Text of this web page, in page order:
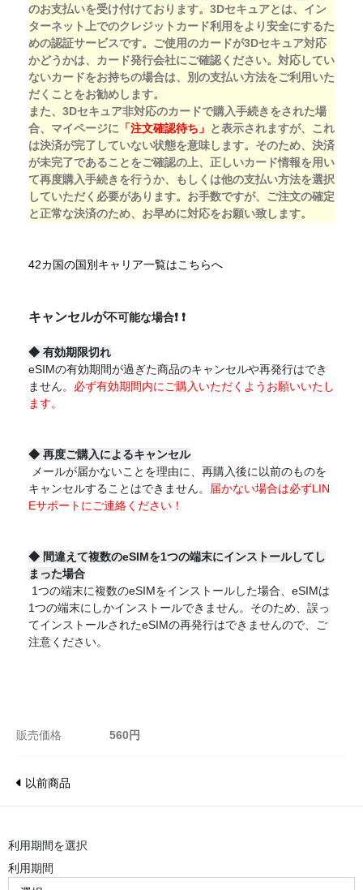
のお支払いを受け付けております。3Dセキュアとは、イン
ターネット上でのクレジットカード利用をより安全にするた
めの認証サービスです。ご使用のカードが3Dセキュア対応
かどうかは、カード発行会社にご確認ください。対応してい
ないカードをお持ちの場合は、別の支払い方法をご利用いた
だくことをお勧めします。
また、3Dセキュア非対応のカードで購入手続きをされた場
合、マイページに 「注文確認待ち」 と表示されますが、これ
は決済が完了していない状態を意味します。そのため、決済
が未完了であることをご確認の上、正しいカード情報を用い
て再度購入手続きを行うか、もしくは他の支払い方法を選択
していただく必要があります。お手数ですが、ご注文の確定
と正常な決済のため、お早めに対応をお願い致します。
42カ国の国別キャリア一覧はこちらへ
キャンセルが不可能な場合❗ ❗
◆ 有効期限切れ
eSIMの有効期間が過ぎた商品のキャンセルや再発行はでき
ません。 必ず有効期間内にご購入いただくようお願いいたし
ます。
◆ 再度ご購入によるキャンセル
メールが届かないことを理由に、再購入後に以前のものを
キャンセルすることはできません。
届かない場合は必ずLIN
Eサポートにご連絡ください！
◆ 間違えて複数のeSIMを1つの端末にインストールしてし
まった場合
1つの端末に複数のeSIMをインストールした場合、eSIMは
1つの端末にしかインストールできません。そのため、誤っ
てインストールされたeSIMの再発行はできませんので、ご
注意ください。
販売価格 560円
以前商品
利用期間を選択
利用期間